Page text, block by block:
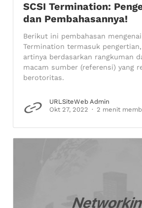
SCSI Termination:
dan Pembahasannya!
Berikut ini pembahasan mengenai
Termination termasuk
artinya berdasarkan rangkuman
macam sumber (referensi) yang
berotoritas.
URLSiteWeb Admin
Okt 27, 2022
2 menit